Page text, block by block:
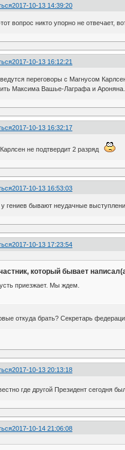
2017-10-13 14:39:20
вопрос никто упорно не отвечает,
2017-10-13 16:12:21
переговоры с Магнусом
Максима Вашье-Лаграфа и
2017-10-13 16:32:17
не подтвердит 2 разряд
2017-10-13 16:53:03
гениев бывают неудачные
2017-10-13 17:23:54
который бывает
приезжает. Мы ждем.
откуда брать? Секретарь
2017-10-13 20:13:18
где другой Президент сегодня
2017-10-14 21:06:08